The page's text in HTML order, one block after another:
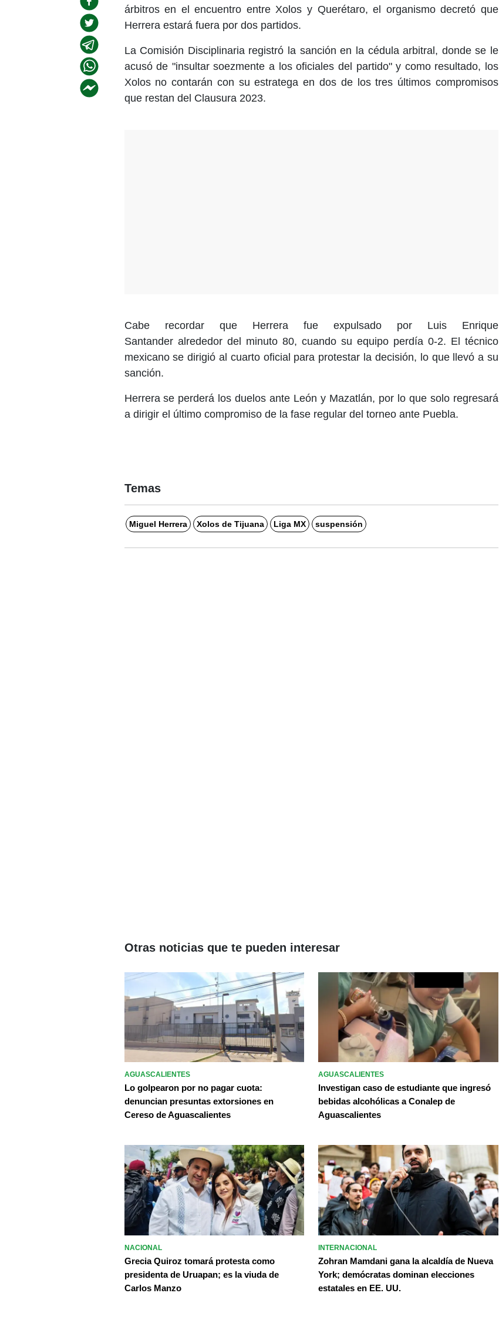
árbitros en el encuentro entre Xolos y Querétaro, el organismo decretó que
Herrera estará fuera por dos partidos.
La Comisión Disciplinaria registró la sanción en la cédula arbitral, donde se le
acusó de "insultar soezmente a los oficiales del partido" y como resultado, los
Xolos no contarán con su estratega en dos de los tres últimos compromisos
que restan del Clausura 2023.
Cabe recordar que Herrera fue expulsado por Luis Enrique
Santander alrededor del minuto 80, cuando su equipo perdía 0-2. El técnico
mexicano se dirigió al cuarto oficial para protestar la decisión, lo que llevó a su
sanción.
Herrera se perderá los duelos ante León y Mazatlán, por lo que solo regresará
a dirigir el último compromiso de la fase regular del torneo ante Puebla.
Temas
Miguel Herrera Xolos de Tijuana Liga MX suspensión
Otras noticias que te pueden interesar
AGUASCALIENTES
Lo golpearon por no pagar cuota:
denuncian presuntas extorsiones en
Cereso de Aguascalientes
AGUASCALIENTES
Investigan caso de estudiante que ingresó
bebidas alcohólicas a Conalep de
Aguascalientes
NACIONAL
Grecia Quiroz tomará protesta como
presidenta de Uruapan; es la viuda de
Carlos Manzo
INTERNACIONAL
Zohran Mamdani gana la alcaldía de Nueva
York; demócratas dominan elecciones
estatales en EE. UU.